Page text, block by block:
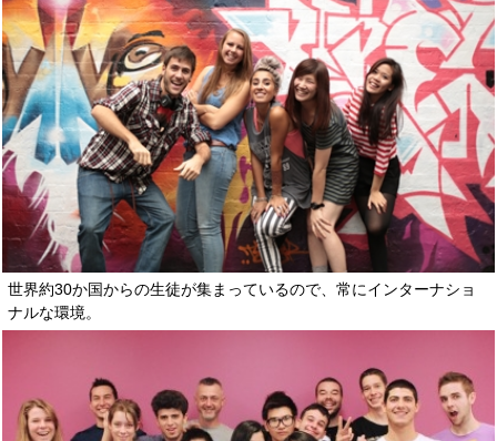
世界約30か国からの生徒が集まっているので、常にインターナショ
ナルな環境。